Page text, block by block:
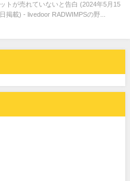
ットが売れていないと告白 (2024年5月15
日掲載) - livedoor RADWIMPSの野...